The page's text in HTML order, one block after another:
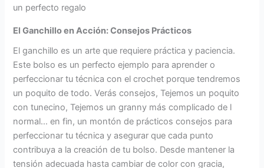
un perfecto regalo
El Ganchillo en Acción: Consejos Prácticos
El ganchillo es un arte que requiere práctica y paciencia.
Este bolso es un perfecto ejemplo para aprender o
perfeccionar tu técnica con el crochet porque tendremos
un poquito de todo. Verás consejos, Tejemos un poquito
con tunecino, Tejemos un granny más complicado de l
normal… en fin, un montón de prácticos consejos para
perfeccionar tu técnica y asegurar que cada punto
contribuya a la creación de tu bolso. Desde mantener la
tensión adecuada hasta cambiar de color con gracia,